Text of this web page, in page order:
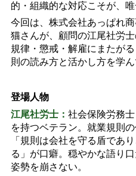
的・組織的な対応こそが、唯
今回は、株式会社あっぱれ
猫さんが、顧問の江尾社労
規律・懲戒・解雇にまたが
則の読み方と活かし方を学ん
登場人物
江尾社労士： 社会保険労務
を持つベテラン。就業規則
「規則は会社を守る盾であ
る」が口癖。穏やかな語り
姿勢を崩さない。